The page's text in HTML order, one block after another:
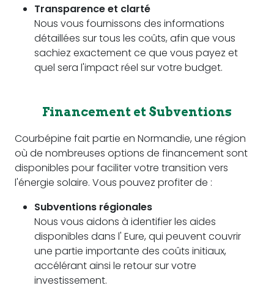
Transparence et clarté
Nous vous fournissons des informations
détaillées sur tous les coûts, afin que vous
sachiez exactement ce que vous payez et
quel sera l'impact réel sur votre budget.
Financement et Subventions
Courbépine fait partie en Normandie, une région
où de nombreuses options de financement sont
disponibles pour faciliter votre transition vers
l'énergie solaire. Vous pouvez profiter de :
Subventions régionales
Nous vous aidons à identifier les aides
disponibles dans l' Eure, qui peuvent couvrir
une partie importante des coûts initiaux,
accélérant ainsi le retour sur votre
investissement.